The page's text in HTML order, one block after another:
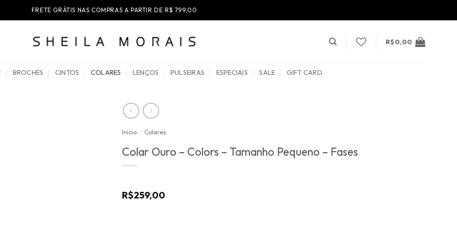
FRETE GRÁTIS NAS COMPRAS A PARTIR DE R$ 799,00
R$0,00
BROCHES CINTOS COLARES LENÇOS PULSEIRAS ESPECIAIS SALE GIFT CARD
Início / Colares
Colar Ouro – Colors – Tamanho Pequeno – Fases
R$259,00